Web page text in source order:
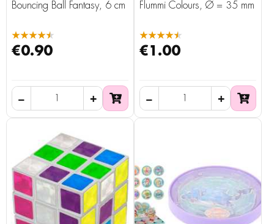
Bouncing Ball Fantasy, 6 cm
★★★★★
€0.90
Flummi Colours, Ø = 35 mm
★★★★★
€1.00